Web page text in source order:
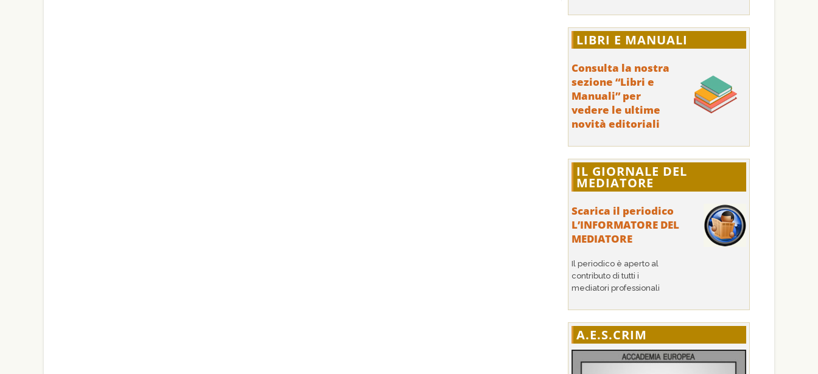
LIBRI E MANUALI
Consulta la nostra
sezione “Libri e
Manuali” per
vedere le ultime
novità editoriali
IL GIORNALE DEL
MEDIATORE
Scarica il periodico
L’INFORMATORE DEL
MEDIATORE
Il periodico è aperto al
contributo di tutti i
mediatori professionali
A.E.S.CRIM